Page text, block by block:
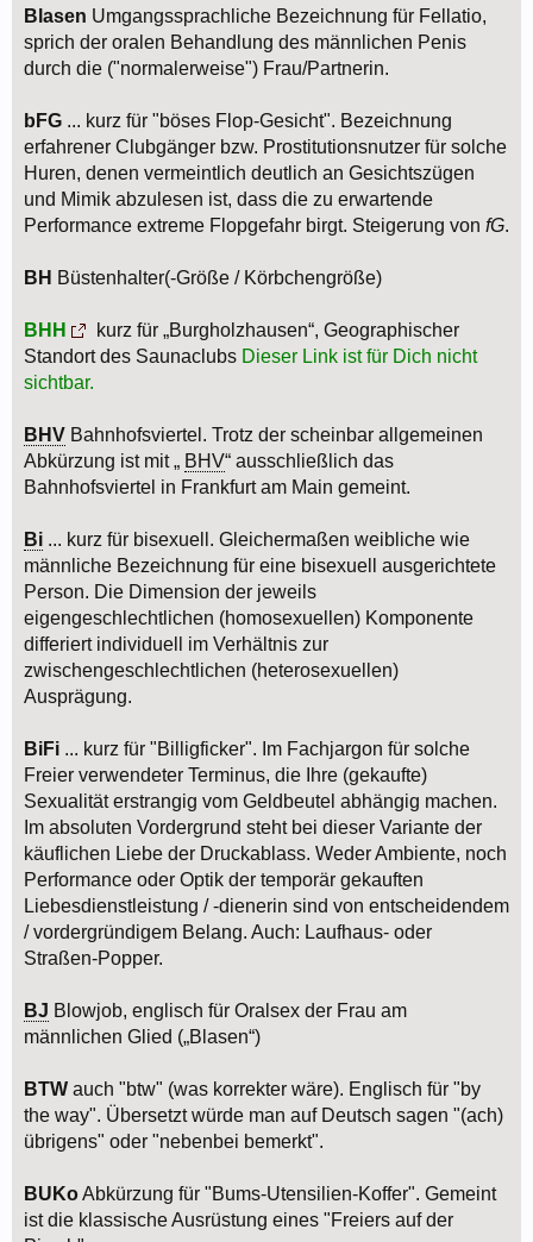
Blasen Umgangssprachliche Bezeichnung für Fellatio,
sprich der oralen Behandlung des männlichen Penis
durch die ("normalerweise") Frau/Partnerin.
bFG ... kurz für "böses Flop-Gesicht". Bezeichnung
erfahrener Clubgänger bzw. Prostitutionsnutzer für solche
Huren, denen vermeintlich deutlich an Gesichtszügen
und Mimik abzulesen ist, dass die zu erwartende
Performance extreme Flopgefahr birgt. Steigerung von fG.
BH Büstenhalter(-Größe / Körbchengröße)
BHH
kurz für „Burgholzhausen“, Geographischer
Standort des Saunaclubs Dieser Link ist für Dich nicht
sichtbar.
BHV Bahnhofsviertel. Trotz der scheinbar allgemeinen
Abkürzung ist mit „ BHV“ ausschließlich das
Bahnhofsviertel in Frankfurt am Main gemeint.
Bi ... kurz für bisexuell. Gleichermaßen weibliche wie
männliche Bezeichnung für eine bisexuell ausgerichtete
Person. Die Dimension der jeweils
eigengeschlechtlichen (homosexuellen) Komponente
differiert individuell im Verhältnis zur
zwischengeschlechtlichen (heterosexuellen)
Ausprägung.
BiFi ... kurz für "Billigficker". Im Fachjargon für solche
Freier verwendeter Terminus, die Ihre (gekaufte)
Sexualität erstrangig vom Geldbeutel abhängig machen.
Im absoluten Vordergrund steht bei dieser Variante der
käuflichen Liebe der Druckablass. Weder Ambiente, noch
Performance oder Optik der temporär gekauften
Liebesdienstleistung / -dienerin sind von entscheidendem
/ vordergründigem Belang. Auch: Laufhaus- oder
Straßen-Popper.
BJ Blowjob, englisch für Oralsex der Frau am
männlichen Glied („Blasen“)
BTW auch "btw" (was korrekter wäre). Englisch für "by
the way". Übersetzt würde man auf Deutsch sagen "(ach)
übrigens" oder "nebenbei bemerkt".
BUKoAbkürzung für "Bums-Utensilien-Koffer". Gemeint
ist die klassische Ausrüstung eines "Freiers auf der